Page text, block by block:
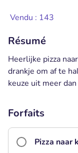
Vendu : 143
Résumé
Heerlijke pizza
drankje om af te
keuze uit meer
Forfaits
Pizza naar